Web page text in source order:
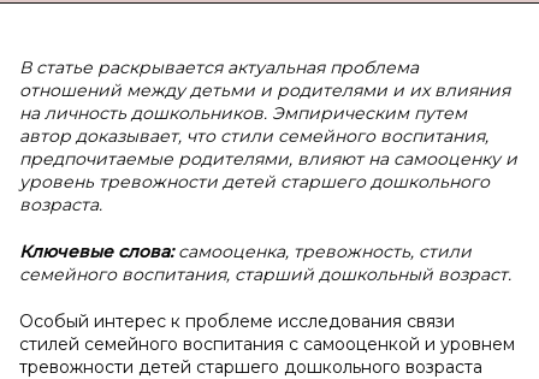
В статье раскрывается актуальная проблема
отношений между детьми и родителями и их влияния
на личность дошкольников. Эмпирическим путем
автор доказывает, что стили семейного воспитания,
предпочитаемые родителями, влияют на самооценку и
уровень тревожности детей старшего дошкольного
возраста.
Ключевые слова:самооценка, тревожность, стили
семейного воспитания, старший дошкольный возраст.
Особый интерес к проблеме исследования связи
стилей семейного воспитания с самооценкой и уровнем
тревожности детей старшего дошкольного возраста